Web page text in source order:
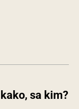
sa kim?